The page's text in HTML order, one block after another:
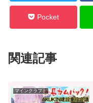
Pocket
関連記事
マインクラフト